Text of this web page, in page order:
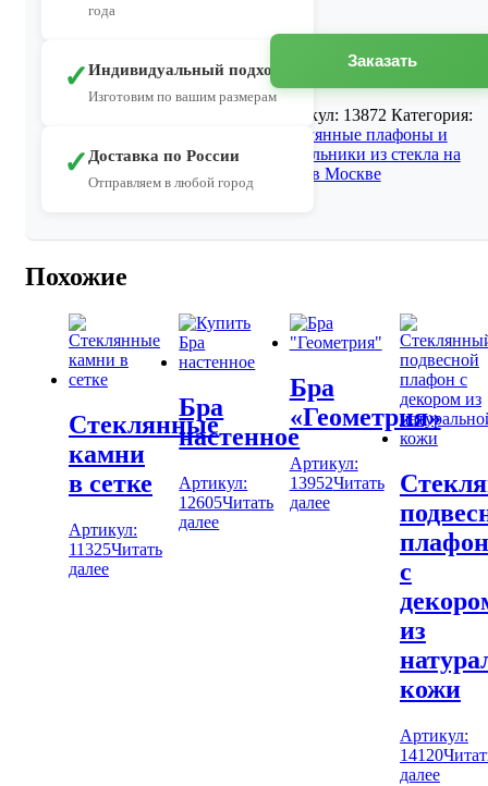
Заказать
Артикул: 13872 Категория:
Стеклянные плафоны и
светильники из стекла на
заказ в Москве
года
✓Индивидуальный подход
Изготовим по вашим размерам
✓ Доставка по России
Отправляем в любой город
Похожие
Стеклянные
камни
в сетке
Артикул:
11325Читать
далее
Бра
настенное
Артикул:
12605Читать
далее
Бра
«Геометрия»
Артикул:
13952Читать
далее
плафон
с
из
кожи
Артикул:
14120
далее